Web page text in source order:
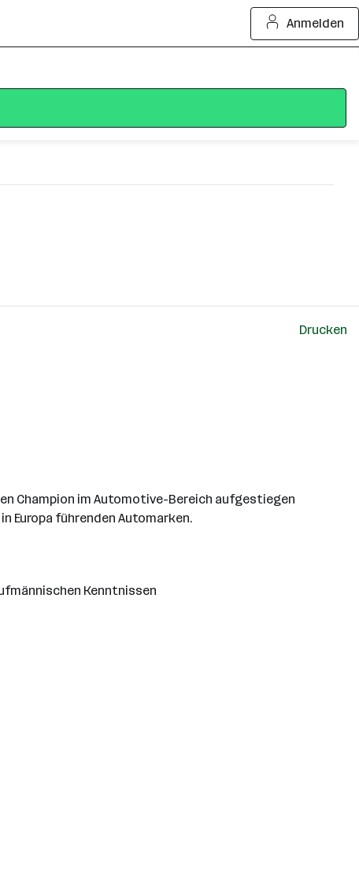
Anmelden
Drucken
Champion im Automotive-Bereich aufgestiegen
Europa führenden Automarken.
Kenntnissen